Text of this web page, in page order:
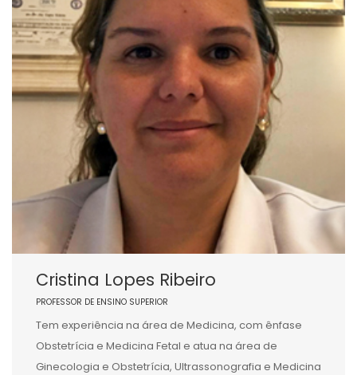
Cristina Lopes Ribeiro
PROFESSOR DE ENSINO SUPERIOR
Tem experiência na área de Medicina, com ênfase
Obstetrícia e Medicina Fetal e atua na área de
Ginecologia e Obstetrícia, Ultrassonografia e Medicina